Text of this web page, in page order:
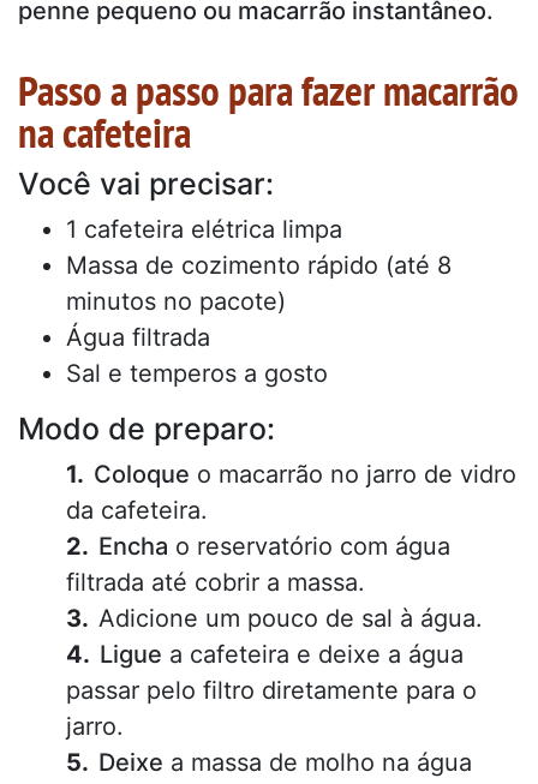
penne pequeno ou macarrão instantâneo.
Passo a passo para fazer macarrão
na cafeteira
Você vai precisar:
1 cafeteira elétrica limpa
Massa de cozimento rápido (até 8
minutos no pacote)
Água filtrada
Sal e temperos a gosto
Modo de preparo:
Coloque o macarrão no jarro de vidro
da cafeteira.
Encha o reservatório com água
filtrada até cobrir a massa.
Adicione um pouco de sal à água.
Ligue a cafeteira e deixe a água
passar pelo filtro diretamente para o
jarro.
Deixe a massa de molho na água